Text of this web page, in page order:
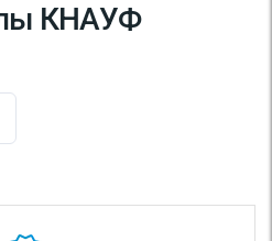
КНАУФ